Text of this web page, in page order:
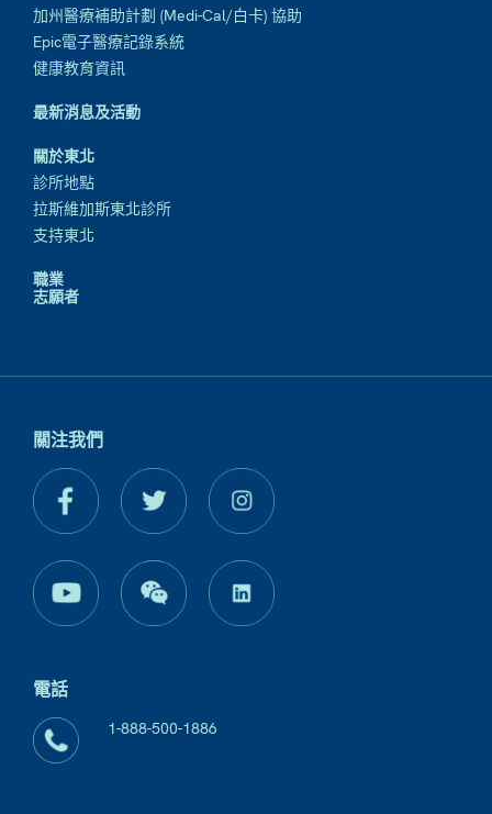
加州醫療補助計劃 (Medi-Cal/白卡) 協助
Epic電子醫療記錄系統
健康教育資訊
最新消息及活動
關於東北
診所地點
拉斯維加斯東北診所
支持東北
職業
志願者
關注我們
電話
1-888-500-1886